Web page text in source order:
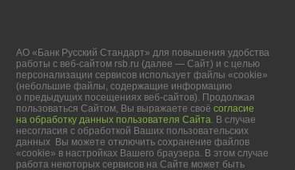
АО «Банк Русский Стандарт» для повышения удобства
работы с веб-сайтом rsb.ru (далее — Сайт) и с целью
персонализации сервисов использует файлы «cookie»
(небольшие файлы, содержащие информацию
о предыдущих посещениях веб-сайтов). Продолжая
пользоваться Сайтом, Вы выражаете своё согласие
на обработку данных пользователя Сайта . В случае
несогласия с обработкой Ваших пользовательских
данных Вы можете отключить сохранение файлов
«cookie» в настройках Вашего браузера. В этом случае
работа некоторых сервисов на Сайте может быть